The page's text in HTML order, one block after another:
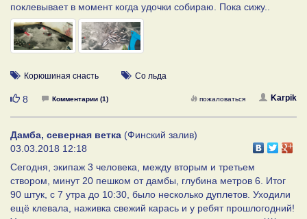
поклевывает в момент когда удочки собираю. Пока сижу..
Корюшиная снасть Со льда
Нравится
8 Комментарии (1) Karpik
пожаловаться
Дамба, северная ветка (Финский залив)
03.03.2018 12:18
Сегодня, экипаж 3 человека, между вторым и третьем
створом, минут 20 пешком от дамбы, глубина метров 6. Итог
90 штук, с 7 утра до 10:30, было несколько дуплетов. Уходили
ещё клевала, наживка свежий карась и у ребят прошлогодний!